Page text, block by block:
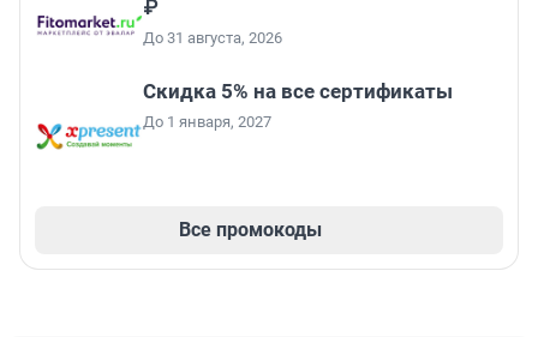
₽
До 31 августа, 2026
Скидка 5% на все сертификаты
До 1 января, 2027
Все промокоды